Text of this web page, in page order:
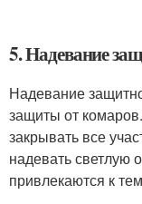
5. Надевание
Надевание
защиты от
закрывать все
надевать светлую
привлекаются к